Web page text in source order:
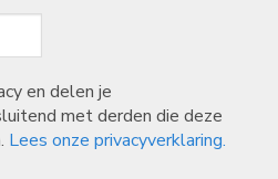
en delen je
met derden die deze
Lees onze privacyverklaring.